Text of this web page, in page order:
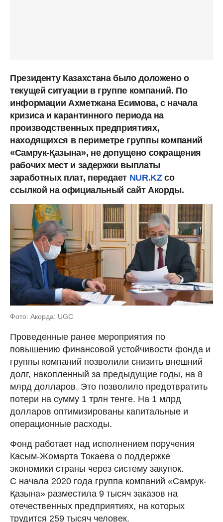
Президенту Казахстана было доложено о
текущей ситуации в группе компаний. По
информации Ахметжана Есимова, с начала
кризиса и карантинного периода на
производственных предприятиях,
находящихся в периметре группы компаний
«Самрук-Қазына», не допущено сокращения
рабочих мест и задержки выплаты
заработных плат, передает NUR.KZсо
ссылкой на официальный сайт Акорды.
Фото: Акорда: UGC
Проведенные ранее мероприятия по
повышению финансовой устойчивости фонда и
группы компаний позволили снизить внешний
долг, накопленный за предыдущие годы, на 8
млрд долларов. Это позволило предотвратить
потери на сумму 1 трлн тенге. На 1 млрд
долларов оптимизированы капитальные и
операционные расходы.
Фонд работает над исполнением поручения
Касым-Жомарта Токаева о поддержке
экономики страны через систему закупок.
С начала 2020 года группа компаний «Самрук-
Қазына» разместила 9 тысяч заказов на
отечественных предприятиях, на которых
трудится 259 тысяч человек.